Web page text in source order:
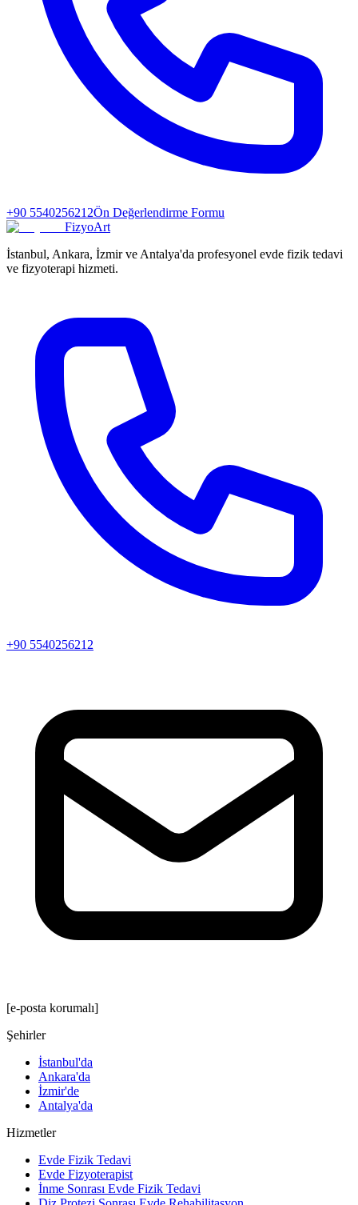
+90 5540256212Ön Değerlendirme Formu
FizyoArt
İstanbul, Ankara, İzmir ve Antalya'da profesyonel evde fizik tedavi
ve fizyoterapi hizmeti.
+90 5540256212
[e-posta korumalı]
Şehirler
İstanbul'da
Ankara'da
İzmir'de
Antalya'da
Hizmetler
Evde Fizik Tedavi
Evde Fizyoterapist
İnme Sonrası Evde Fizik Tedavi